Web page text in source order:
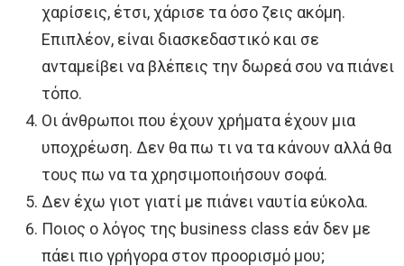
χαρίσεις, έτσι, χάρισε τα όσο ζεις ακόμη.
Επιπλέον, είναι διασκεδαστικό και σε
ανταμείβει να βλέπεις την δωρεά σου να πιάνει
τόπο.
Οι άνθρωποι που έχουν χρήματα έχουν μια
υποχρέωση. Δεν θα πω τι να τα κάνουν αλλά θα
τους πω να τα χρησιμοποιήσουν σοφά.
Δεν έχω γιοτ γιατί με πιάνει ναυτία εύκολα.
Ποιος ο λόγος της business class εάν δεν με
πάει πιο γρήγορα στον προορισμό μου;